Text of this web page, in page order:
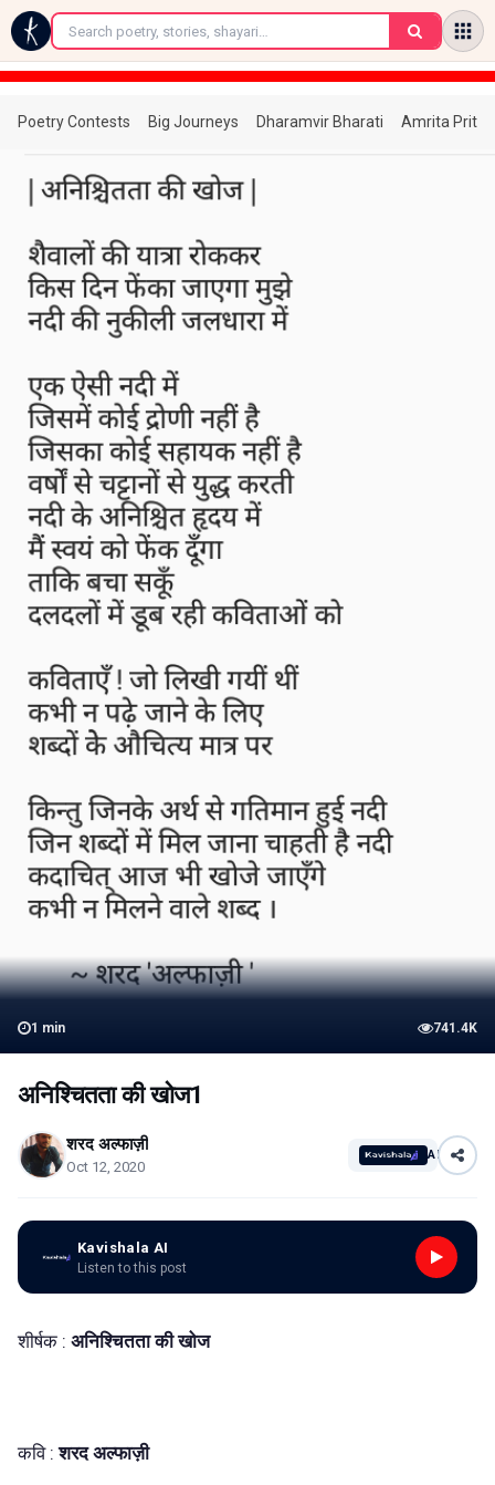
←
Poetry Contests Big Journeys Dharamvir Bharati Amrita
1 min 741.4K
अनिश्चितता की खोज1
शरद अल्फाज़ी
Oct 12, 2020
AI
Kavishala AI
Listen to this post
शीर्षक : अनिश्चितता की खोज
कवि :शरद अल्फाज़ी